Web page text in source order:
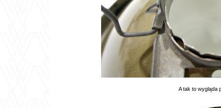
A tak to wygląda